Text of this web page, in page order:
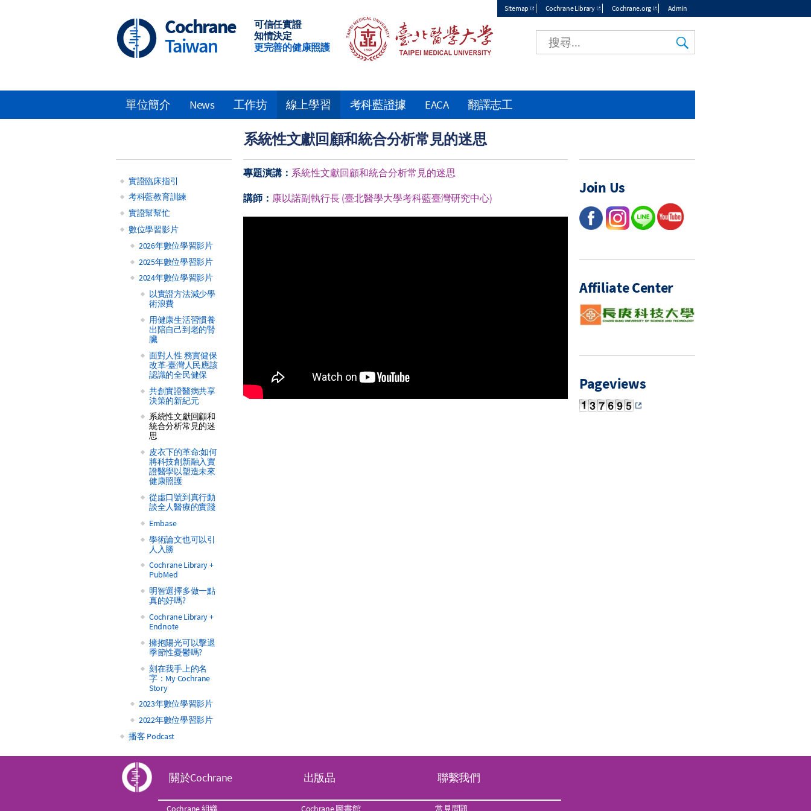
Sitemap Cochrane Library Cochrane.org Admin
Cochrane
Taiwan
可信任實證
知情決定
更完善的健康照護
系統性文獻回顧和統合分析常見的迷思
專題演講： 系統性文獻回顧和統合分析常見的迷思
講師： 康以諾副執行長 (臺北醫學大學考科藍臺灣研究中心)
Main
navigation
實證臨床指引
考科藍教育訓練
實證幫幫忙
數位學習影片
2026年數位學習影片
2025年數位學習影片
2024年數位學習影片
以實證方法減少學
術浪費
用健康生活習慣養
出陪自己到老的腎
臟
面對人性 務實健保
改革-臺灣人民應該
認識的全民健保
共創實證醫病共享
決策的新紀元
系統性文獻回顧和
統合分析常見的迷
思
皮衣下的革命:如何
將科技創新融入實
證醫學以塑造未來
健康照護
從虛口號到真行動
談全人醫療的實踐
Embase
學術論文也可以引
人入勝
Cochrane Library +
PubMed
明智選擇多做一點
真的好嗎?
Cochrane Library +
Endnote
擁抱陽光可以擊退
季節性憂鬱嗎?
刻在我手上的名
字：My Cochrane
Story
2023年數位學習影片
2022年數位學習影片
播客 Podcast
Join Us
Affiliate Center
Pageviews
Main
navigation
單位簡介 News 工作坊 線上學習 考科藍證據 EACA 翻譯志工
C
關於Cochrane
Cochrane 組織
出版品
Cochrane 圖書館
聯繫我們
常見問題